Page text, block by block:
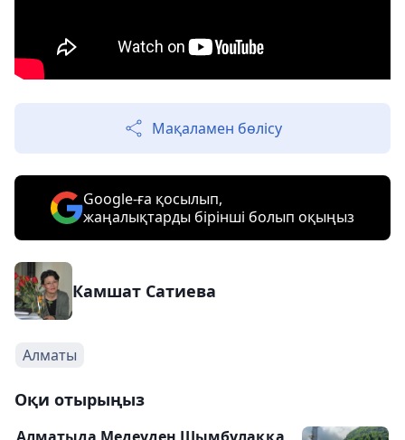
Мақаламен бөлісу
Google-ға қосылып,
жаңалықтарды бірінші болып оқыңыз
Камшат Сатиева
Алматы
Оқи отырыңыз